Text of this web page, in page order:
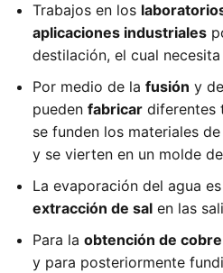
Trabajos en los
aplicaciones industriales
destilación, el cual
Por medio de la fusión y
pueden fabricar diferentes
se funden los materiales
y se vierten en un molde
La evaporación del agua
extracción de sal en las
Para la obtención de cobre
y para posteriormente